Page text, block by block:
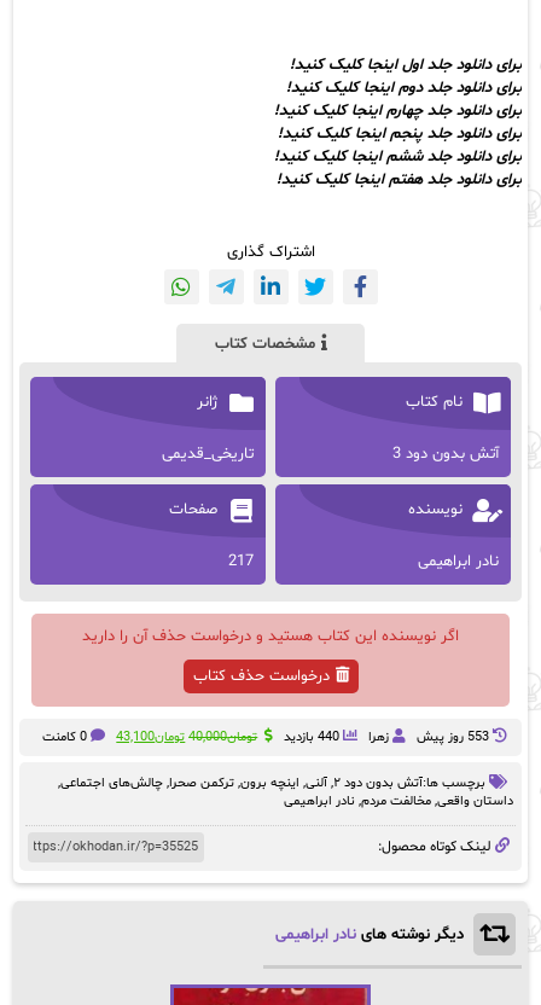
برای دانلود جلد اول اینجا کلیک کنید!
برای دانلود جلد دوم اینجا کلیک کنید!
برای دانلود جلد چهارم اینجا کلیک کنید!
برای دانلود جلد پنجم اینجا کلیک کنید!
برای دانلود جلد ششم اینجا کلیک کنید!
برای دانلود جلد هفتم اینجا کلیک کنید!
اشتراک گذاری
مشخصات کتاب
نام کتاب
آتش بدون دود 3
ژانر
تاریخی_قدیمی
نویسنده
نادر ابراهیمی
صفحات
217
اگر نویسنده این کتاب هستید و درخواست حذف آن را دارید
درخواست حذف کتاب
553 روز پيش زهرا 440 بازدید تومان40,000 قیمت
بود.
تومان43,100قیمت0 کامنت
برچسب ها:آتش بدون دود ۲ , آلنی, اینچه برون, ترکمن صحرا, چالش‌های اجتماعی,
داستان واقعی, مخالفت مردم, نادر ابراهیمی
لینک کوتاه محصول:
دیگر نوشته های نادر ابراهیمی